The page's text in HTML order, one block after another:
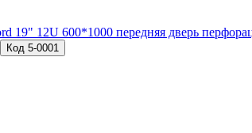
12U 600*1000 передняя дверь
Код 5-0001